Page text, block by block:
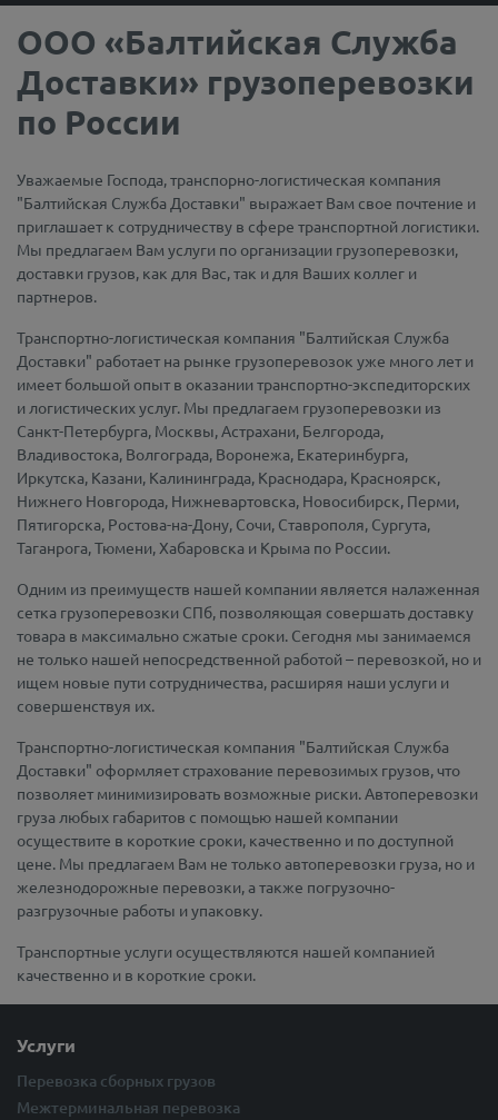
ООО «Балтийская Служба
Доставки» грузоперевозки
по России
Уважаемые Господа, транспорно-логистическая компания
"Балтийская Служба Доставки" выражает Вам свое почтение и
приглашает к сотрудничеству в сфере транспортной логистики.
Мы предлагаем Вам услуги по организации грузоперевозки,
доставки грузов, как для Вас, так и для Ваших коллег и
партнеров.
Транспортно-логистическая компания "Балтийская Служба
Доставки" работает на рынке грузоперевозок уже много лет и
имеет большой опыт в оказании транспортно-экспедиторских
и логистических услуг. Мы предлагаем грузоперевозки из
Санкт-Петербурга, Москвы, Астрахани, Белгорода,
Владивостока, Волгограда, Воронежа, Екатеринбурга,
Иркутска, Казани, Калининграда, Краснодара, Красноярск,
Нижнего Новгорода, Нижневартовска, Новосибирск, Перми,
Пятигорска, Ростова-на-Дону, Сочи, Ставрополя, Сургута,
Таганрога, Тюмени, Хабаровска и Крыма по России.
Одним из преимуществ нашей компании является налаженная
сетка грузоперевозки СПб, позволяющая совершать доставку
товара в максимально сжатые сроки. Сегодня мы занимаемся
не только нашей непосредственной работой – перевозкой, но и
ищем новые пути сотрудничества, расширяя наши услуги и
совершенствуя их.
Транспортно-логистическая компания "Балтийская Служба
Доставки" оформляет страхование перевозимых грузов, что
позволяет минимизировать возможные риски. Автоперевозки
груза любых габаритов с помощью нашей компании
осуществите в короткие сроки, качественно и по доступной
цене. Мы предлагаем Вам не только автоперевозки груза, но и
железнодорожные перевозки, а также погрузочно-
разгрузочные работы и упаковку.
Транспортные услуги осуществляются нашей компанией
качественно и в короткие сроки.
Услуги
Перевозка сборных грузов
Межтерминальная перевозка